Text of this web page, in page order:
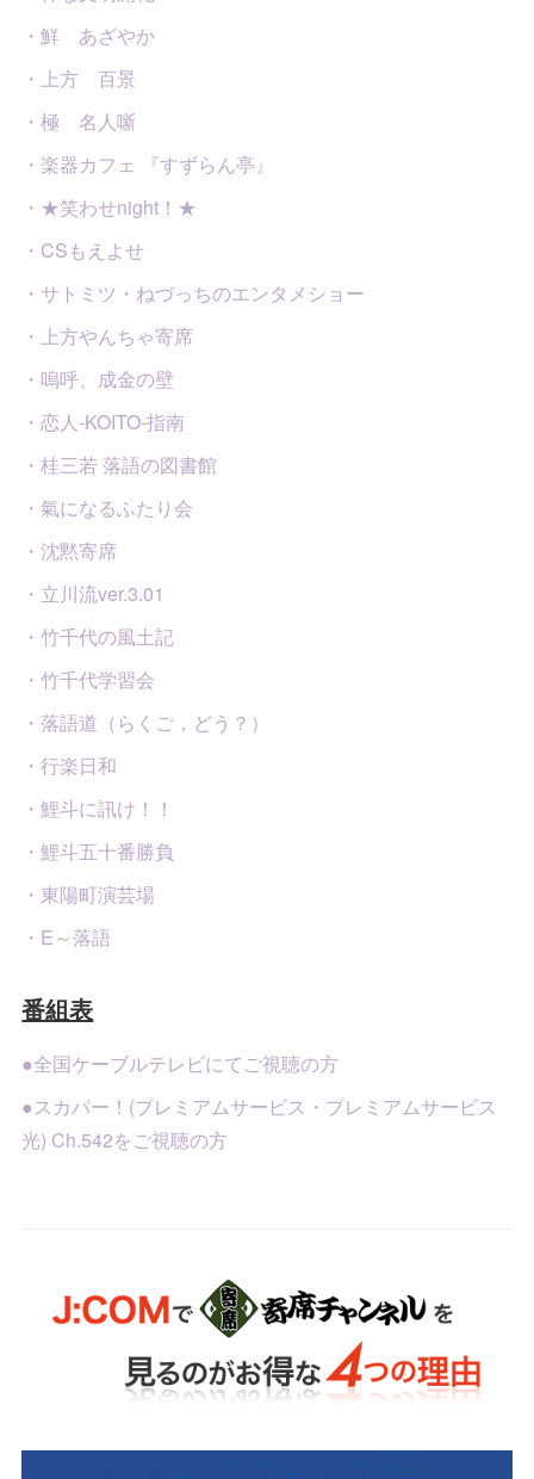
・鮮 あざやか
・上方 百景
・極 名人噺
・楽器カフェ 『すずらん亭』
・★笑わせnight！★
・CSもえよせ
・サトミツ・ねづっちのエンタメショー
・上方やんちゃ寄席
・嗚呼、成金の壁
・恋人-KOITO-指南
・桂三若 落語の図書館
・氣になるふたり会
・沈黙寄席
・立川流ver.3.01
・竹千代の風土記
・竹千代学習会
・落語道（らくご，どう？）
・行楽日和
・鯉斗に訊け！！
・鯉斗五十番勝負
・東陽町演芸場
・E～落語
番組表
●全国ケーブルテレビにてご視聴の方
●スカパー！(プレミアムサービス・プレミアムサービス
光) Ch.542をご視聴の方